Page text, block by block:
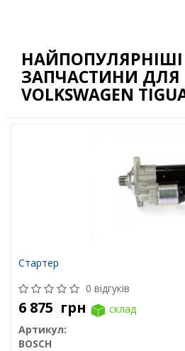
НАЙПОПУЛЯРНІШІ
ЗАПЧАСТИНИ ДЛЯ
VOLKSWAGEN
Стартер
0 відгуків
6 875 грн
склад
Артикул:
BOSCH